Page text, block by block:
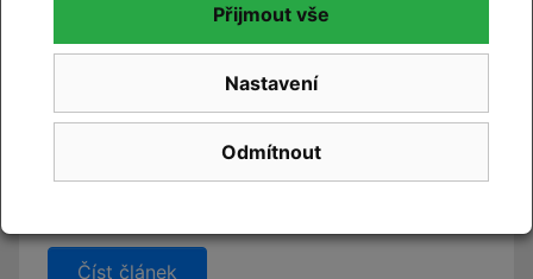
Novinky CUBE 2027 se blíží. Již brzy vám představíme
Číst článek
Odmítnout
Nastavení
Přijmout vše